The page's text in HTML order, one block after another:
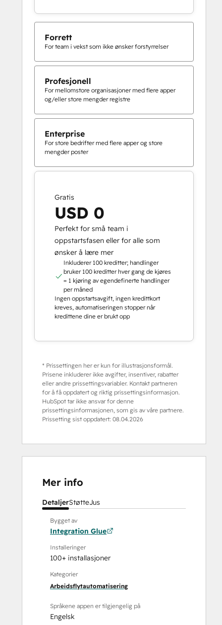
Forrett
For team i vekst som ikke ønsker forstyrrelser
Profesjonell
For mellomstore organisasjoner med flere apper
og/eller store mengder registre
Enterprise
For store bedrifter med flere apper og store
mengder poster
Gratis
USD 0
Perfekt for små team i
oppstartsfasen eller for alle som
ønsker å lære mer
Inkluderer 100 kreditter; handlinger
bruker 100 kreditter hver gang de kjøres
= 1 kjøring av egendefinerte handlinger
per måned
Ingen oppstartsavgift, ingen kredittkort
kreves, automatiseringen stopper når
kredittene dine er brukt opp
* Prissettingen her er kun for illustrasjonsformål.
Prisene inkluderer ikke avgifter, insentiver, rabatter
eller andre prissettingsvariabler. Kontakt partneren
for å få oppdatert og riktig prissettingsinformasjon.
HubSpot tar ikke ansvar for denne
prissettingsinformasjonen, som gis av våre partnere.
Prissetting sist oppdatert: 08.04.2026
Mer info
DetaljerStøtteJus
Bygget av
Integration Glue
Installeringer
100+ installasjoner
Kategorier
Arbeidsflytautomatisering
Språkene appen er tilgjengelig på
Engelsk